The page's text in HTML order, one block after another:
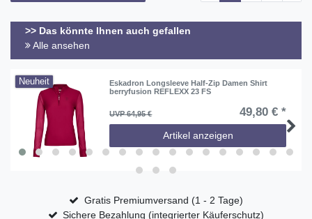
>> Das könnte Ihnen auch gefallen
Alle ansehen
Neuheit
Eskadron Longsleeve Half-Zip Damen Shirt
berryfusion REFLEXX 23 FS
UVP 64,95 € 49,80 € *
Artikel anzeigen
Gratis Premiumversand (1 - 2 Tage)
Sichere Bezahlung (integrierter Käuferschutz)